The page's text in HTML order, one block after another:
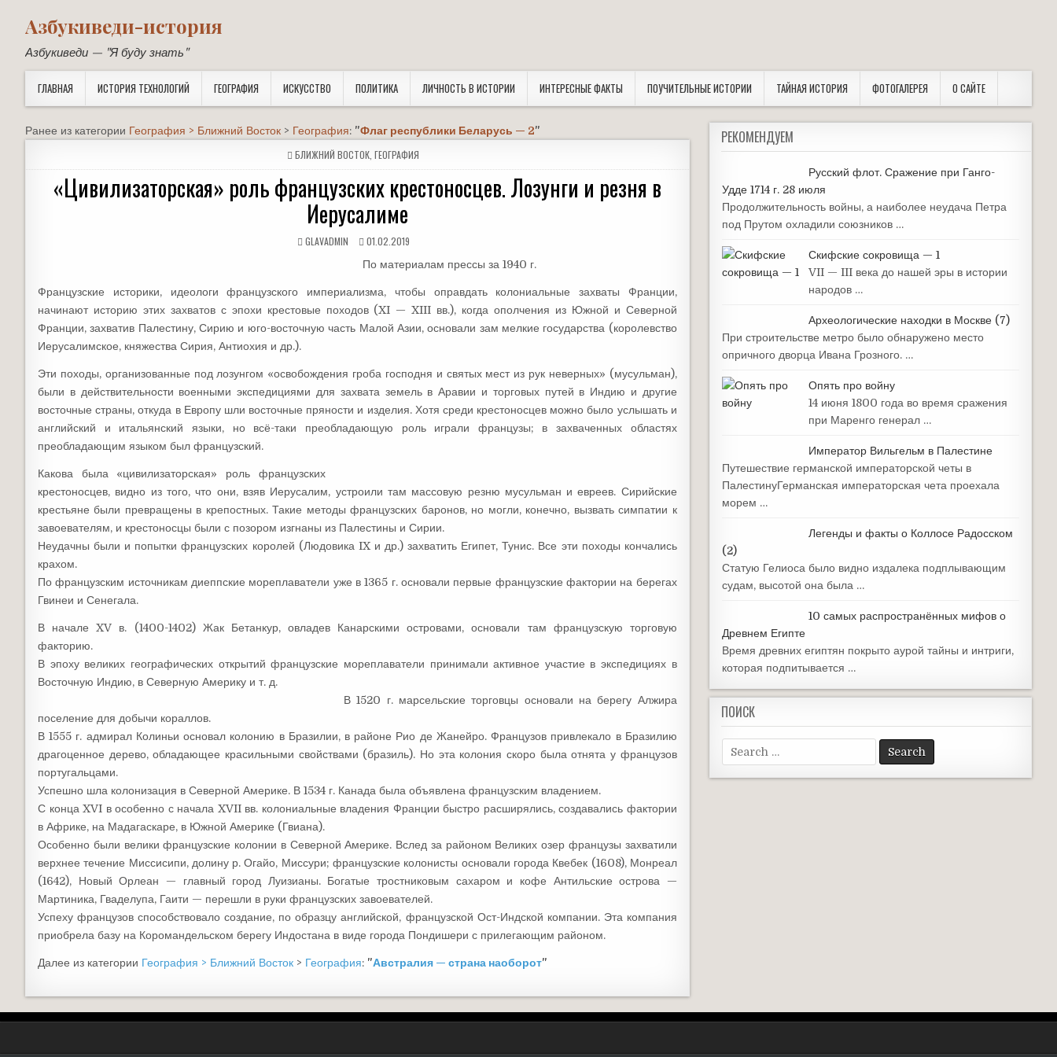
Азбукиведи-история
Азбукиведи — "Я буду знать"
ГЛАВНАЯ ИСТОРИЯ ТЕХНОЛОГИЙ ГЕОГРАФИЯ ИСКУССТВО ПОЛИТИКА ЛИЧНОСТЬ В ИСТОРИИ ИНТЕРЕСНЫЕ ФАКТЫ ПОУЧИТЕЛЬНЫЕ ИСТОРИИ ТАЙНАЯ ИСТОРИЯ ФОТОГАЛЕРЕЯ О САЙТЕ
Ранее из категории География > Ближний Восток > География: "Флаг республики Беларусь — 2"
POSTED
IN
БЛИЖНИЙ ВОСТОК ,ГЕОГРАФИЯ
«Цивилизаторская» роль французских крестоносцев. Лозунги и резня в
Иерусалиме
GLAVADMIN 01.02.2019
По материалам прессы за 1940 г.
Французские историки, идеологи французского империализма, чтобы оправдать колониальные захваты Франции,
начинают историю этих захватов с эпохи крестовые походов (XI — XIII вв.), когда ополчения из Южной и Северной
Франции, захватив Палестину, Сирию и юго-восточную часть Малой Азии, основали зам мелкие государства (королевство
Иерусалимское, княжества Сирия, Антиохия и др.).
Эти походы, организованные под лозунгом «освобождения гроба господня и святых мест из рук неверных» (мусульман),
были в действительности военными экспедициями для захвата земель в Аравии и торговых путей в Индию и другие
восточные страны, откуда в Европу шли восточные пряности и изделия. Хотя среди крестоносцев можно было услышать и
английский и итальянский языки, но всё-таки преобладающую роль играли французы; в захваченных областях
преобладающим языком был французский.
Какова была «цивилизаторская» роль французских
крестоносцев, видно из того, что они, взяв Иерусалим, устроили там массовую резню мусульман и евреев. Сирийские
крестьяне были превращены в крепостных. Такие методы французских баронов, но могли, конечно, вызвать симпатии к
завоевателям, и крестоносцы были с позором изгнаны из Палестины и Сирии.
Неудачны были и попытки французских королей (Людовика IX и др.) захватить Египет, Тунис. Все эти походы кончались
крахом.
По французским источникам диеппские мореплаватели уже в 1365 г. основали первые французские фактории на берегах
Гвинеи и Сенегала.
В начале XV в. (1400-1402) Жак Бетанкур, овладев Канарскими островами, основали там французскую торговую
факторию.
В эпоху великих географических открытий французские мореплаватели принимали активное участие в экспедициях в
Восточную Индию, в Северную Америку и т. д.
В 1520 г. марсельские торговцы основали на берегу Алжира
поселение для добычи кораллов.
В 1555 г. адмирал Колиньи основал колонию в Бразилии, в районе Рио де Жанейро. Французов привлекало в Бразилию
драгоценное дерево, обладающее красильными свойствами (бразиль). Но эта колония скоро была отнята у французов
португальцами.
Успешно шла колонизация в Северной Америке. В 1534 г. Канада была объявлена французским владением.
С конца XVI в особенно с начала XVII вв. колониальные владения Франции быстро расширялись, создавались фактории
в Африке, на Мадагаскаре, в Южной Америке (Гвиана).
Особенно были велики французские колонии в Северной Америке. Вслед за районом Великих озер французы захватили
верхнее течение Миссисипи, долину р. Огайо, Миссури; французские колонисты основали города Квебек (1608), Монреал
(1642), Новый Орлеан — главный город Луизианы. Богатые тростниковым сахаром и кофе Антильские острова —
Мартиника, Гваделупа, Гаити — перешли в руки французских завоевателей.
Успеху французов способствовало создание, по образцу английской, французской Ост-Индской компании. Эта компания
приобрела базу на Коромандельском берегу Индостана в виде города Пондишери с прилегающим районом.
Далее из категории География > Ближний Восток > География: "Австралия — страна наоборот"
РЕКОМЕНДУЕМ
Русский флот. Сражение при Ганго-
Удде 1714 г. 28 июля
Продолжительность войны, а наиболее неудача Петра
под Прутом охладили союзников …
Скифские сокровища — 1
VII — III века до нашей эры в истории
народов …
Археологические находки в Москве (7)
При строительстве метро было обнаружено место
опричного дворца Ивана Грозного. …
Опять про войну
14 июня 1800 года во время сражения
при Маренго генерал …
Император Вильгельм в Палестине
Путешествие германской императорской четы в
ПалестинуГерманская императорская чета проехала
морем …
Легенды и факты о Коллосе Радосском
(2)
Статую Гелиоса было видно издалека подплывающим
судам, высотой она была …
10 самых распространённых мифов о
Древнем Египте
Время древних египтян покрыто аурой тайны и интриги,
которая подпитывается …
ПОИСК
Search
for: